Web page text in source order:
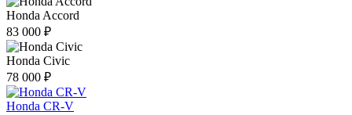
Honda Accord
83 000 ₽
Honda Civic
78 000 ₽
Honda CR-V